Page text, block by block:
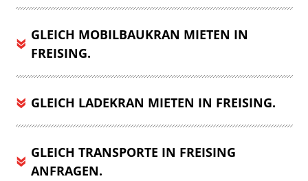
GLEICH MOBILBAUKRAN MIETEN IN
FREISING.
GLEICH LADEKRAN MIETEN IN FREISING.
GLEICH TRANSPORTE IN FREISING
ANFRAGEN.